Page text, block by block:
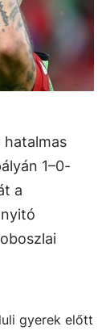
1–0-
a
gyerek előtt